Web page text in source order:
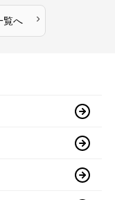
覧へ ›